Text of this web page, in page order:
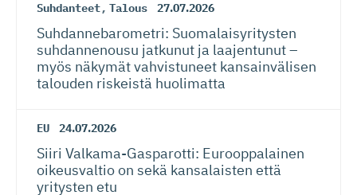
Suhdanteet, Talous 27.07.2026
Suhdanneba­ro­metri: Suomalaisy­ri­tysten
suhdannenousu jatkunut ja laajentunut –
myös näkymät vahvistuneet kansainvälisen
talouden riskeistä huolimatta
EU 24.07.2026
Siiri Valkama-Gas­pa­rotti: Eurooppalainen
oikeusvaltio on sekä kansalaisten että
yritysten etu